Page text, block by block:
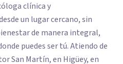
clínica y
un lugar cercano, sin
de manera integral,
puedes ser tú. Atiendo de
San Martín, en Higüey, en